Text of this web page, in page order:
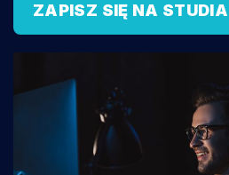
ZAPISZ SIĘ NA STUDIA